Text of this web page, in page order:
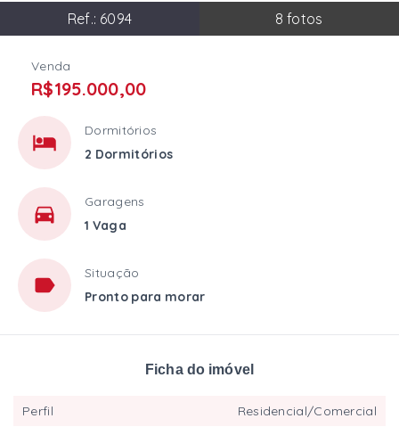
Ref.: 6094 8 fotos
Venda
R$195.000,00
Dormitórios
2 Dormitórios
Garagens
1 Vaga
Situação
Pronto para morar
Ficha do imóvel
Perfil
Residencial/Comercial